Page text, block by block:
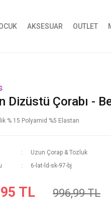
AKSESUAR OUTLET
Dizüstü Çorabı -
% 15 Polyamid %5 Elastan
Uzun Çorap & Tozluk
6-lat-ld-sk-97-bj
TL 996,99 TL